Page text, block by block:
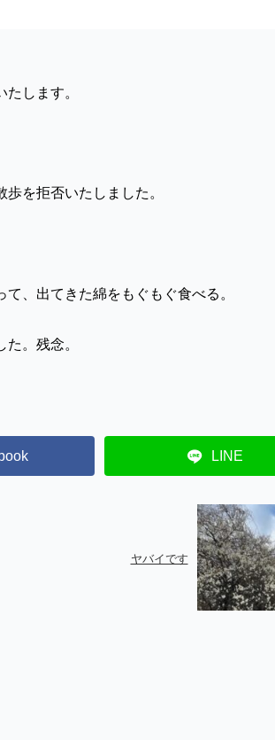
します。
を拒否いたしました。
、出てきた綿をもぐもぐ食べる。
。残念。
LINE
ヤバイです